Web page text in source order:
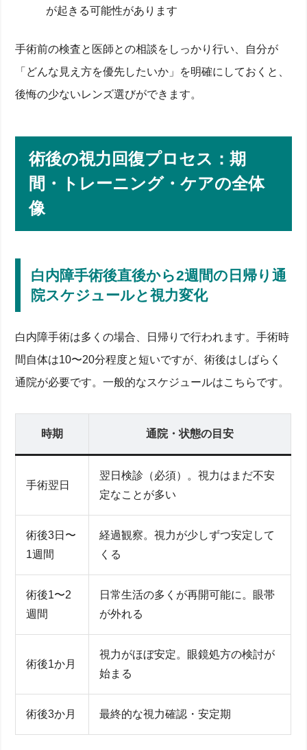
が起きる可能性があります
手術前の検査と医師との相談をしっかり行い、自分が
「どんな見え方を優先したいか」を明確にしておくと、
後悔の少ないレンズ選びができます。
術後の視力回復プロセス：期
間・トレーニング・ケアの全体
像
白内障手術後直後から2週間の日帰り通
院スケジュールと視力変化
白内障手術は多くの場合、日帰りで行われます。手術時
間自体は10〜20分程度と短いですが、術後はしばらく
通院が必要です。一般的なスケジュールはこちらです。
時期 通院・状態の目安
手術翌日
翌日検診（必須）。視力はまだ不安
定なことが多い
術後3日〜
1週間
経過観察。視力が少しずつ安定して
くる
術後1〜2
週間
日常生活の多くが再開可能に。眼帯
が外れる
術後1か月
視力がほぼ安定。眼鏡処方の検討が
始まる
術後3か月 最終的な視力確認・安定期
視・遠視への影響
白内障の進行と水晶体の濁り―視界の変化と違和感
視力が回復「しない」ケースとは？病気との合併症
リスクと予防策
手術前に知るべき選択肢：眼内レンズタイプと矯正戦
略
単焦点レンズ vs 多焦点レンズ―老眼・近視への合
わせるポイント
コンタクトレンズ・メガネ・眼鏡は必要？残るピン
ト調整と運転距離
白内障手術後直後から2週間の日帰り通院スケジュ
ールと視力変化
視力を安定させるリハビリ運動とパソコン仕事の負
担軽減法
眼帯・サングラスなど保護用具の使い方とまぶしさ